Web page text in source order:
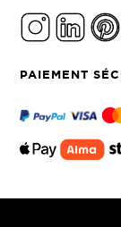
PAIEMENT